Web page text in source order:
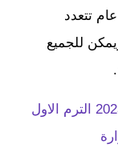
تتعدد
للجميع
أبحاث الصف الثاني الاعدادي 2023 الترم الاول